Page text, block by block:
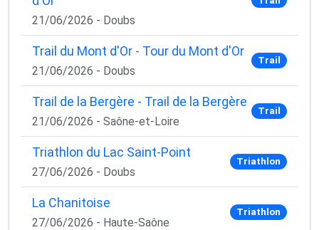
21/06/2026 - Doubs
Trail du Mont d'Or - Tour du Mont d'Or
21/06/2026 - Doubs
Trail
Trail de la Bergère - Trail de la Bergère
21/06/2026 - Saône-et-Loire
Trail
Triathlon du Lac Saint-Point
27/06/2026 - Doubs
Triathlon
La Chanitoise
27/06/2026 - Haute-Saône
Triathlon